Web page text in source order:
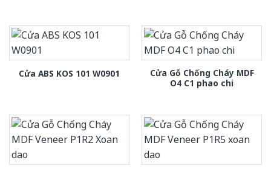
Cửa ABS KOS 101 W0901
Cửa Gỗ Chống Cháy MDF
O4 C1 phao chi